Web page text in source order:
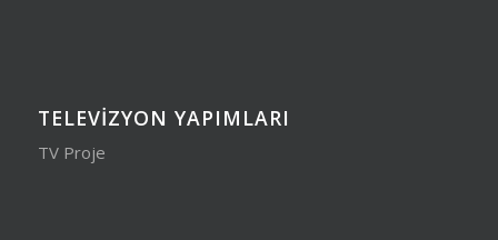
TELEVIZYON YAPIMLARI
TV Proje